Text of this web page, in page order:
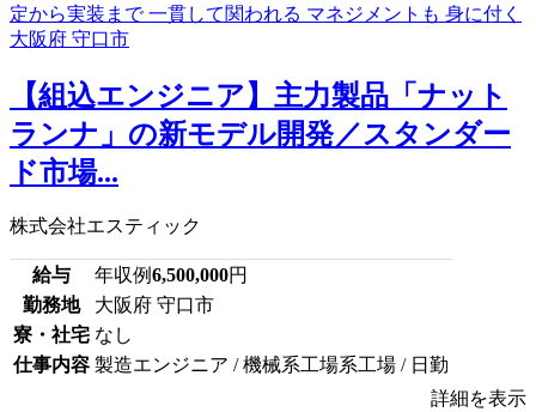
【組込エンジニア】主力製品「ナット
ランナ」の新モデル開発／スタンダー
ド市場...
株式会社エスティック
給与 年収例6,500,000円
勤務地
大阪府 守口市
寮・社宅 なし
仕事内容 製造エンジニア / 機械系工場系工場 / 日勤
詳細を表示